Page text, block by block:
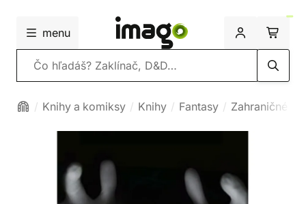
menu
Vyhľadávanie
Knihy a komiksy Knihy Fantasy Zahraničné